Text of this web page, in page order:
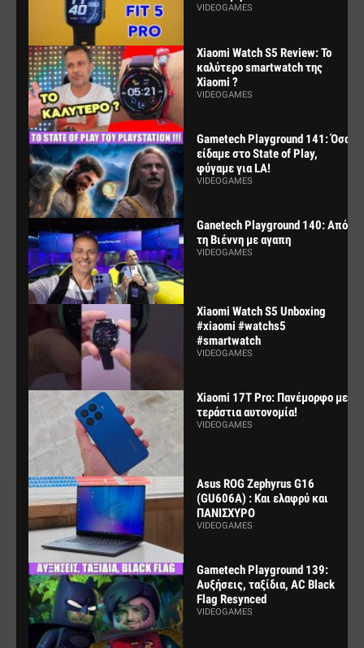
VIDEOGAMES
Xiaomi Watch S5 Review: Το
καλύτερο smartwatch της
Xiaomi ?
VIDEOGAMES
Gametech Playground 141: Όσα
είδαμε στο State of Play,
φύγαμε για LA!
VIDEOGAMES
Ganetech Playground 140: Από
τη Βιέννη με αγαπη
VIDEOGAMES
Xiaomi Watch S5 Unboxing
#xiaomi #watchs5
#smartwatch
VIDEOGAMES
Xiaomi 17T Pro: Πανέμορφο με
τεράστια αυτονομία!
VIDEOGAMES
Asus ROG Zephyrus G16
(GU606A) : Και ελαφρύ και
ΠΑΝΙΣΧΥΡΟ
VIDEOGAMES
Gametech Playground 139:
Αυξήσεις, ταξίδια, AC Black
Flag Resynced
VIDEOGAMES